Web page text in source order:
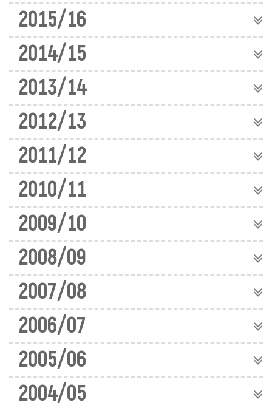
2015/16
2014/15
2013/14
2012/13
2011/12
2010/11
2009/10
2008/09
2007/08
2006/07
2005/06
2004/05